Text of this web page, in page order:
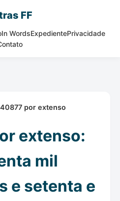
FF
In WordsExpedientePrivacidade
40877 por extenso
extenso:
mil
e setenta e